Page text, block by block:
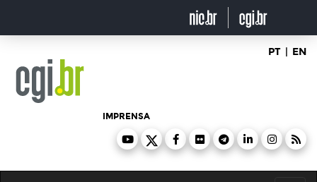
o
PT | EN
IMPRENSA